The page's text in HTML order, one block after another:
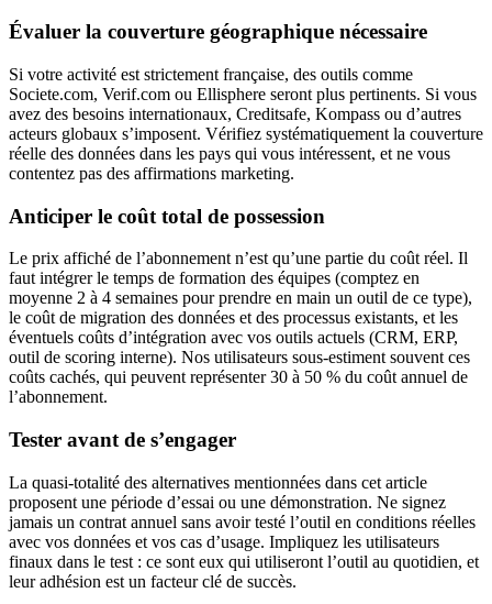
Évaluer la couverture géographique nécessaire
Si votre activité est strictement française, des outils comme
Societe.com, Verif.com ou Ellisphere seront plus pertinents. Si vous
avez des besoins internationaux, Creditsafe, Kompass ou d’autres
acteurs globaux s’imposent. Vérifiez systématiquement la couverture
réelle des données dans les pays qui vous intéressent, et ne vous
contentez pas des affirmations marketing.
Anticiper le coût total de possession
Le prix affiché de l’abonnement n’est qu’une partie du coût réel. Il
faut intégrer le temps de formation des équipes (comptez en
moyenne 2 à 4 semaines pour prendre en main un outil de ce type),
le coût de migration des données et des processus existants, et les
éventuels coûts d’intégration avec vos outils actuels (CRM, ERP,
outil de scoring interne). Nos utilisateurs sous-estiment souvent ces
coûts cachés, qui peuvent représenter 30 à 50 % du coût annuel de
l’abonnement.
Tester avant de s’engager
La quasi-totalité des alternatives mentionnées dans cet article
proposent une période d’essai ou une démonstration. Ne signez
jamais un contrat annuel sans avoir testé l’outil en conditions réelles
avec vos données et vos cas d’usage. Impliquez les utilisateurs
finaux dans le test : ce sont eux qui utiliseront l’outil au quotidien, et
leur adhésion est un facteur clé de succès.